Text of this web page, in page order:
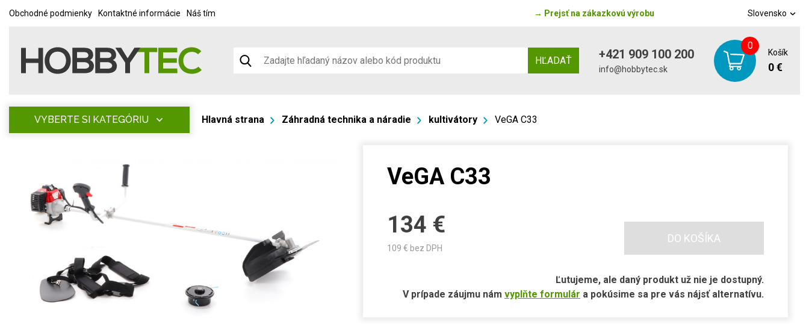
Obchodné podmienky Kontaktné informácie Náš tím → Prejsť na zákazkovú výrobu Slovensko
HĽADAŤ +421 909 100 200
info@hobbytec.sk
0
Košík
0 €
VYBERTE SI KATEGÓRIU Hlavná strana Záhradná technika a náradie kultivátory VeGA C33
VeGA C33
134 €
109 € bez DPH
DO KOŠÍKA
Ľutujeme, ale daný produkt už nie je dostupný.
V prípade záujmu nám vyplňte formulár a pokúsime sa pre vás nájsť alternatívu.